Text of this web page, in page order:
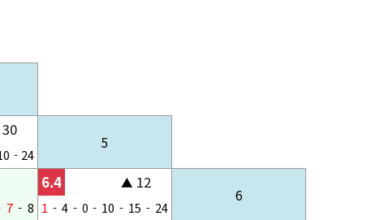
30
- 24
5
7 - 8
6.4 ▲ 12
1 - 4 - 0 - 10 - 15 - 24
6